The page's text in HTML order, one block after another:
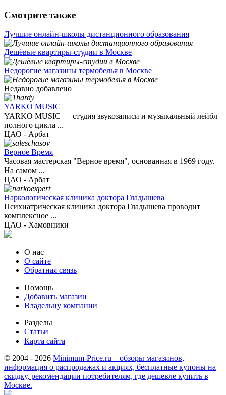
Смотрите также
Лучшие онлайн-школы дистанционного образования
Дешёвые квартиры-студии в Москве
Недорогие магазины термобелья в Москве
Недавно добавлено
YARKO MUSIC
YARKO MUSIC — студия звукозаписи и музыкальный лейбл
полного цикла ...
ЦАО - Арбат
Верное Время
Часовая мастерская "Верное время", основанная в 1969 году.
На самом ...
ЦАО - Арбат
Наркологическая клиника доктора Гладышева
Психиатрическая клиника доктора Гладышева проводит
комплексное ...
ЦАО - Хамовники
О нас
О сайте
Обратная связь
Помощь
Добавить магазин
Владельцу компании
Разделы
Статьи
Карта сайта
© 2004 - 2026 Minimum-Price.ru – обзоры магазинов,
информация о распродажах и акциях, бесплатные купоны на
скидку, рекомендации потребителям, где дешевле купить в
Москве.